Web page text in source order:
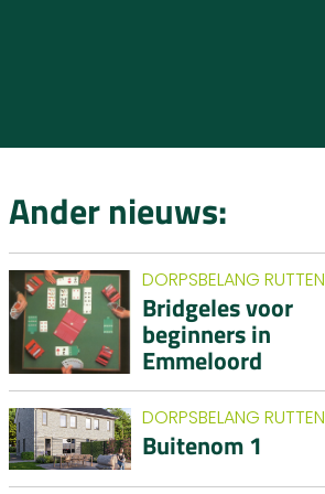
Ander nieuws:
DORPSBELANG RUTTEN
Bridgeles voor
beginners in
Emmeloord
DORPSBELANG RUTTEN
Buitenom 1